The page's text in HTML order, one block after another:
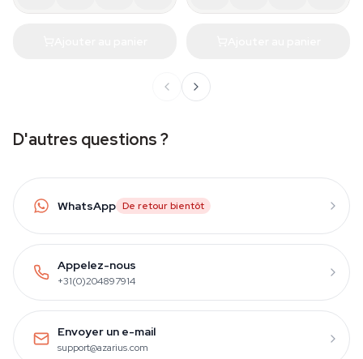
D'autres questions ?
WhatsApp De retour bientôt
Appelez-nous
+31(0)204897914
Envoyer un e-mail
support@azarius.com